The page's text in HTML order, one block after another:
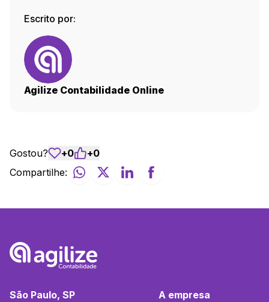
Escrito por:
Agilize Contabilidade Online
Gostou? +0 +0
Compartilhe:
São Paulo, SP A empresa